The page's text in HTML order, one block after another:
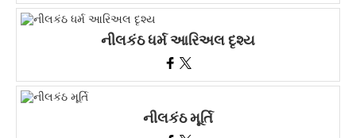
નીલકંઠ ધર્મ આરિઅલ દૃશ્ય
નીલકંઠ મૂર્તિ